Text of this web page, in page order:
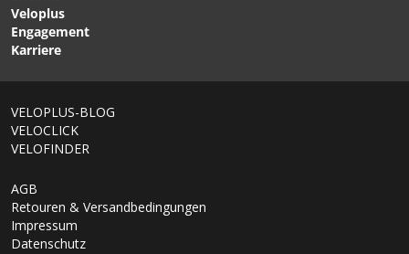
Veloplus
Engagement
Karriere
VELOPLUS-BLOG
VELOCLICK
VELOFINDER
AGB
Retouren & Versandbedingungen
Impressum
Datenschutz